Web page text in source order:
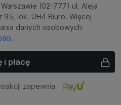
(02-777) ul. Aleja
95, lok. UH4 Biuro. Więcej
danych osobowych
i płacę
zapewnia